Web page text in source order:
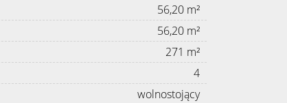
56,20 m²
56,20 m²
271 m²
4
wolnostojący